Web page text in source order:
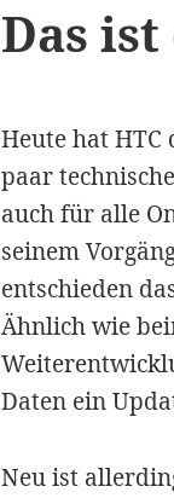
Das ist
Heute hat HTC
paar
auch für alle
seinem
entschieden
Ähnlich wie
Daten ein
Neu ist